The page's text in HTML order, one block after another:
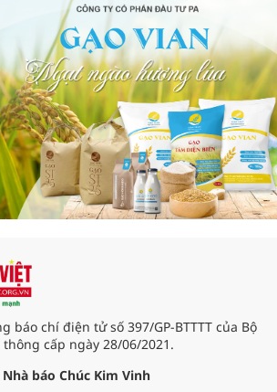
báo chí điện tử số 397/GP-BTTTT của Bộ
cấp ngày 28/06/2021.
Nhà báo Chúc Kim Vinh